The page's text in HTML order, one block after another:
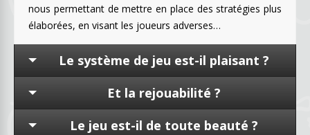
nous permettant de mettre en place des stratégies plus
élaborées, en visant les joueurs adverses…
Le système de jeu est-il plaisant ?
Et la rejouabilité ?
Le jeu est-il de toute beauté ?